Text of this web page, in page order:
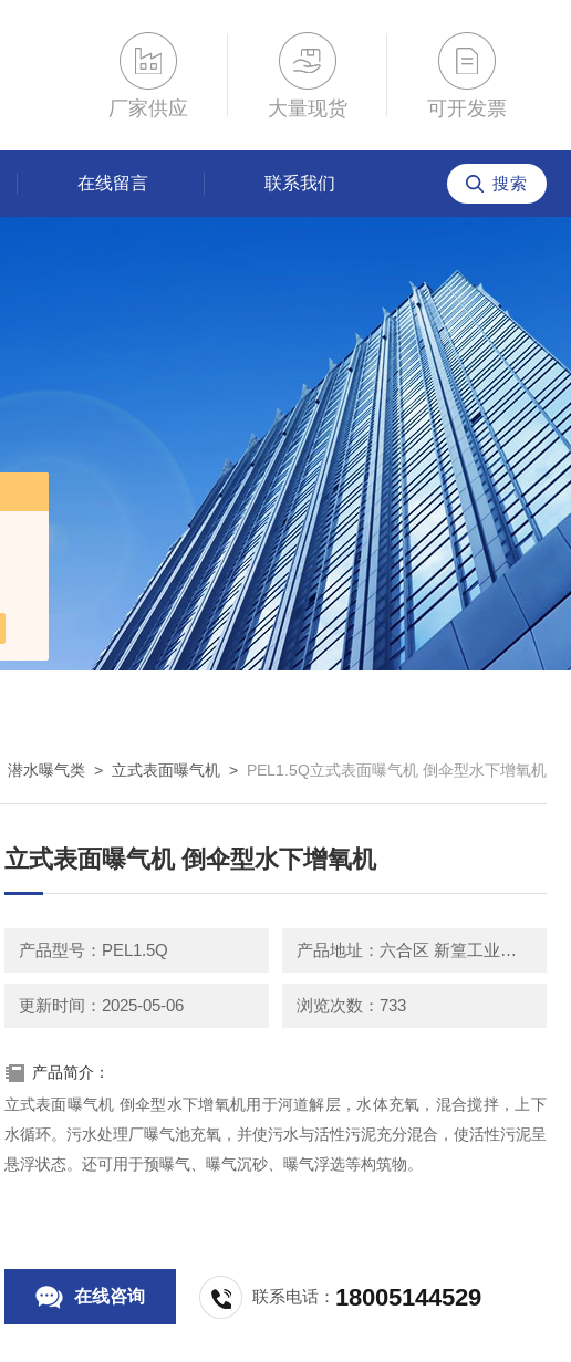
厂家供应 大量现货 可开发票
在线留言 联系我们
潜水曝气类 > 立式表面曝气机 > PEL1.5Q立式表面曝气机 倒伞型水下增氧机
立式表面曝气机 倒伞型水下增氧机
产品型号：PEL1.5Q 产品地址：六合区 新篁工业园园区中路1号
更新时间：2025-05-06 浏览次数：733
产品简介：
立式表面曝气机 倒伞型水下增氧机用于河道解层，水体充氧，混合搅拌，上下
水循环。污水处理厂曝气池充氧，并使污水与活性污泥充分混合，使活性污泥呈
悬浮状态。还可用于预曝气、曝气沉砂、曝气浮选等构筑物。
在线咨询 联系电话： 18005144529